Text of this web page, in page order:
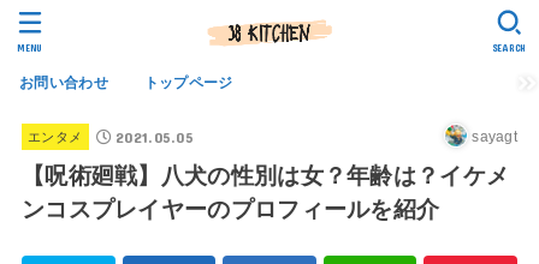
お問い合わせ トップページ
SEARCH
MENU
エンタメ 2021.05.05 sayagt
【呪術廻戦】八犬の性別は女？年齢は？イケメ
ンコスプレイヤーのプロフィールを紹介